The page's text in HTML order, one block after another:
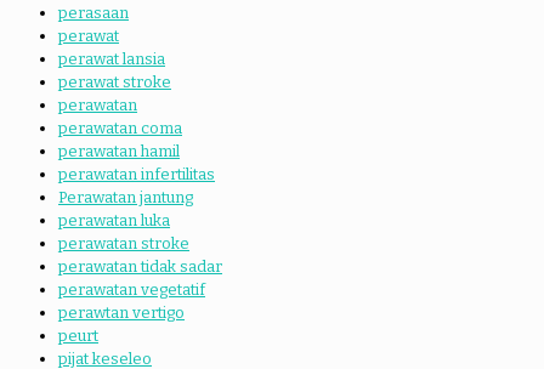
perasaan
perawat
perawat lansia
perawat stroke
perawatan
perawatan coma
perawatan hamil
perawatan infertilitas
Perawatan jantung
perawatan luka
perawatan stroke
perawatan tidak sadar
perawatan vegetatif
perawtan vertigo
peurt
pijat keseleo